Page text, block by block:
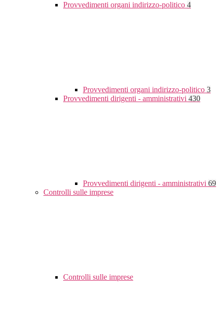
Provvedimenti organi indirizzo-politico 4
Provvedimenti organi indirizzo-politico 3
Provvedimenti dirigenti - amministrativi 430
Provvedimenti dirigenti - amministrativi 69
Controlli sulle imprese
Controlli sulle imprese